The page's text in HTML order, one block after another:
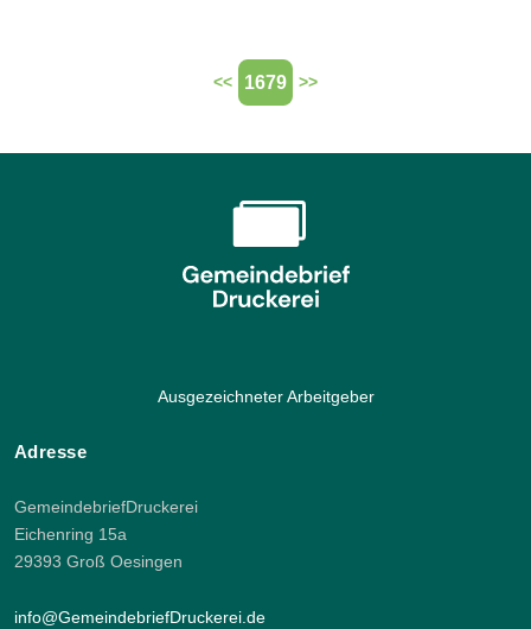
<< 1679 >>
Ausgezeichneter Arbeitgeber
Adresse
GemeindebriefDruckerei
Eichenring 15a
29393 Groß Oesingen
info@GemeindebriefDruckerei.de